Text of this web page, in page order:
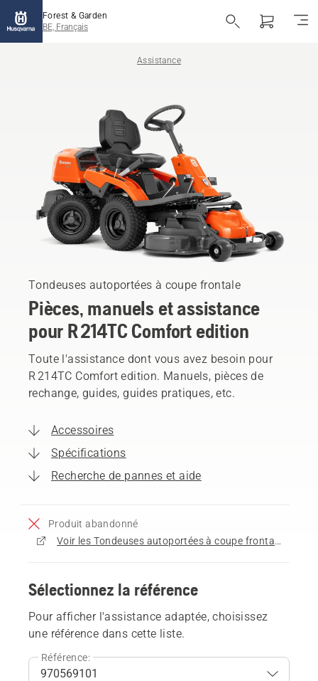
Forest & Garden
BE, Français
Assistance
Tondeuses autoportées à coupe frontale
Pièces, manuels et assistance
pour R 214TC Comfort edition
Toute l'assistance dont vous avez besoin pour
R 214TC Comfort edition. Manuels, pièces de
rechange, guides, guides pratiques, etc.
Accessoires
Spécifications
Recherche de pannes et aide
Produit abandonné
Voir les Tondeuses autoportées à coupe frontale disponibles à l'achat
Sélectionnez la référence
Pour afficher l'assistance adaptée, choisissez
une référence dans cette liste.
Référence: